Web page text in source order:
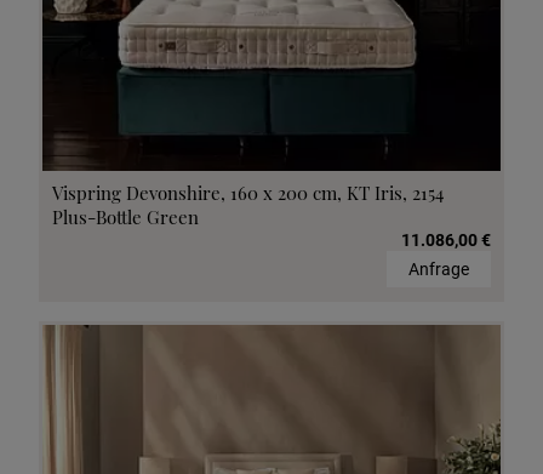
Vispring Devonshire, 160 x 200 cm, KT Iris, 2154
Plus-Bottle Green
11.086,00 €
Anfrage